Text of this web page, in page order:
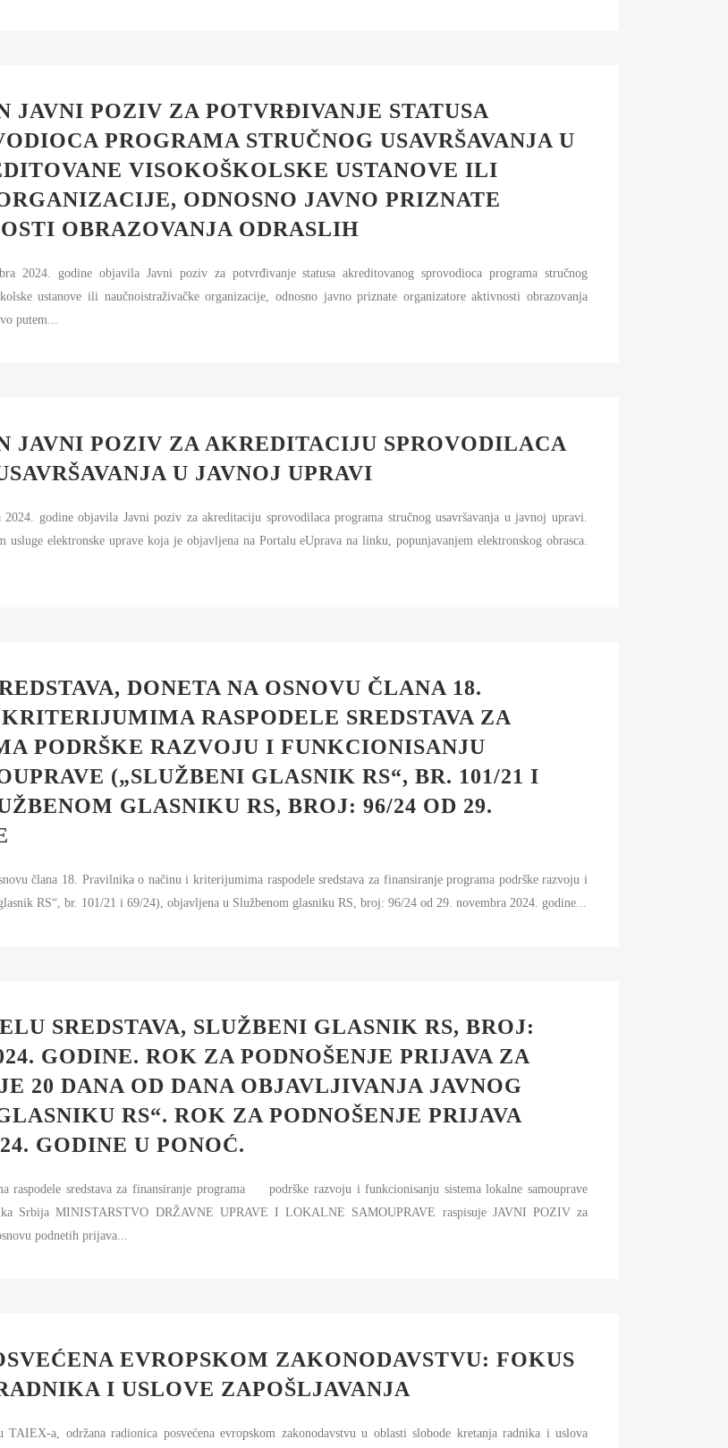
JAVNI POZIV ZA POTVRĐIVANJE STATUSA
PROGRAMA STRUČNOG USAVRŠAVANJA U
VISOKOŠKOLSKE USTANOVE ILI
ODNOSNO JAVNO PRIZNATE
OBRAZOVANJA ODRASLIH
2024. godine objavila Javni poziv za potvrđivanje statusa akreditovanog sprovodioca programa stručnog
ustanove ili naučnoistraživačke organizacije, odnosno javno priznate organizatore aktivnosti obrazovanja
putem...
JAVNI POZIV ZA AKREDITACIJU SPROVODILACA
U JAVNOJ UPRAVI
godine objavila Javni poziv za akreditaciju sprovodilaca programa stručnog usavršavanja u javnoj upravi.
elektronske uprave koja je objavljena na Portalu eUprava na linku, popunjavanjem elektronskog obrasca.
DONETA NA OSNOVU ČLANA 18.
RASPODELE SREDSTAVA ZA
PODRŠKE RAZVOJU I FUNKCIONISANJU
(„SLUŽBENI GLASNIK RS“, BR. 101/21 I
GLASNIKU RS, BROJ: 96/24 OD 29.
člana 18. Pravilnika o načinu i kriterijumima raspodele sredstava za finansiranje programa podrške razvoju i
RS“, br. 101/21 i 69/24), objavljena u Službenom glasniku RS, broj: 96/24 od 29. novembra 2024. godine...
SREDSTAVA, SLUŽBENI GLASNIK RS, BROJ:
GODINE. ROK ZA PODNOŠENJE PRIJAVA ZA
20 DANA OD DANA OBJAVLJIVANJA JAVNOG
RS“. ROK ZA PODNOŠENJE PRIJAVA
GODINE U PONOĆ.
sredstava za finansiranje programa podrške razvoju i funkcionisanju sistema lokalne samouprave
Srbija MINISTARSTVO DRŽAVNE UPRAVE I LOKALNE SAMOUPRAVE raspisuje JAVNI POZIV za
podnetih prijava...
EVROPSKOM ZAKONODAVSTVU: FOKUS
I USLOVE ZAPOŠLJAVANJA
a, održana radionica posvećena evropskom zakonodavstvu u oblasti slobode kretanja radnika i uslova